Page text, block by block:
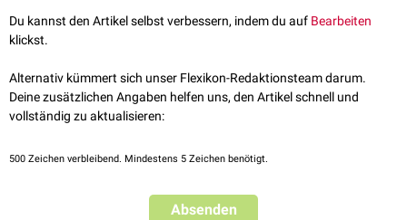
die
Sektion
der menschlichen Leiche, um derart eine Grundlage zur
Gewinnung von Informationen über den Körperbau des Menschen zu
Leichenzergliederungen durch.
Im Jahre 1543 erschien sein bahnbrechendes Werk „De humani corporis
fabrica“. Vesal war als Leibarzt der spanischen Könige Karl V. und
Oktober 1564. Heute erinnert uns der Begriff „Vesalius-Band“
Du kannst den Artikel selbst verbessern, indem du auf Bearbeiten
klickst.
Alternativ kümmert sich unser Flexikon-Redaktionsteam darum.
Deine zusätzlichen Angaben helfen uns, den Artikel schnell und
vollständig zu aktualisieren:
500 Zeichen verbleibend. Mindestens 5 Zeichen benötigt.
Absenden